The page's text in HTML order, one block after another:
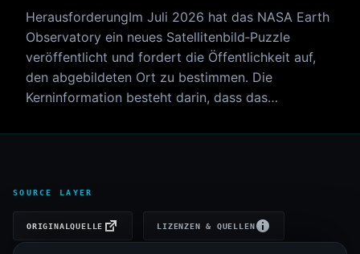
HerausforderungIm Juli 2026 hat das NASA Earth
Observatory ein neues Satellitenbild‑Puzzle
veröffentlicht und fordert die Öffentlichkeit auf,
den abgebildeten Ort zu bestimmen. Die
Kerninformation besteht darin, dass das…
SOURCE LAYER
ORIGINALQUELLE LIZENZEN & QUELLEN